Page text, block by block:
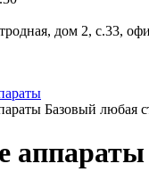
дом 2, с.33,
Базовый любая